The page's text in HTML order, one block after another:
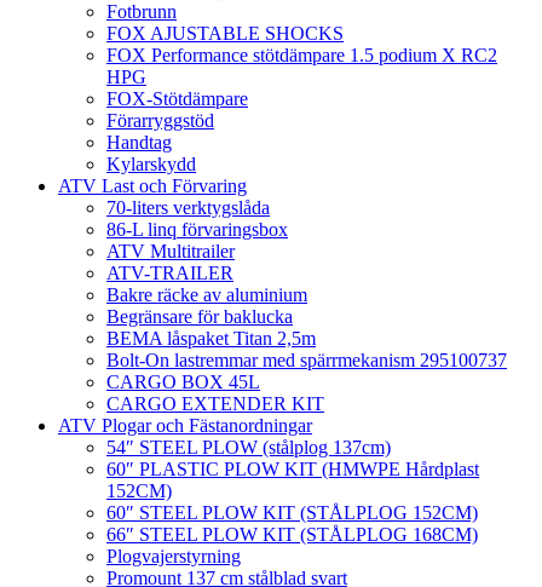
Fotbrunn
FOX AJUSTABLE SHOCKS
FOX Performance stötdämpare 1.5 podium X RC2
HPG
FOX-Stötdämpare
Förarryggstöd
Handtag
Kylarskydd
ATV Last och Förvaring
70-liters verktygslåda
86-L linq förvaringsbox
ATV Multitrailer
ATV-TRAILER
Bakre räcke av aluminium
Begränsare för baklucka
BEMA låspaket Titan 2,5m
Bolt-On lastremmar med spärrmekanism 295100737
CARGO BOX 45L
CARGO EXTENDER KIT
ATV Plogar och Fästanordningar
54″ STEEL PLOW (stålplog 137cm)
60″ PLASTIC PLOW KIT (HMWPE Hårdplast
152CM)
60″ STEEL PLOW KIT (STÅLPLOG 152CM)
66″ STEEL PLOW KIT (STÅLPLOG 168CM)
Plogvajerstyrning
Promount 137 cm stålblad svart